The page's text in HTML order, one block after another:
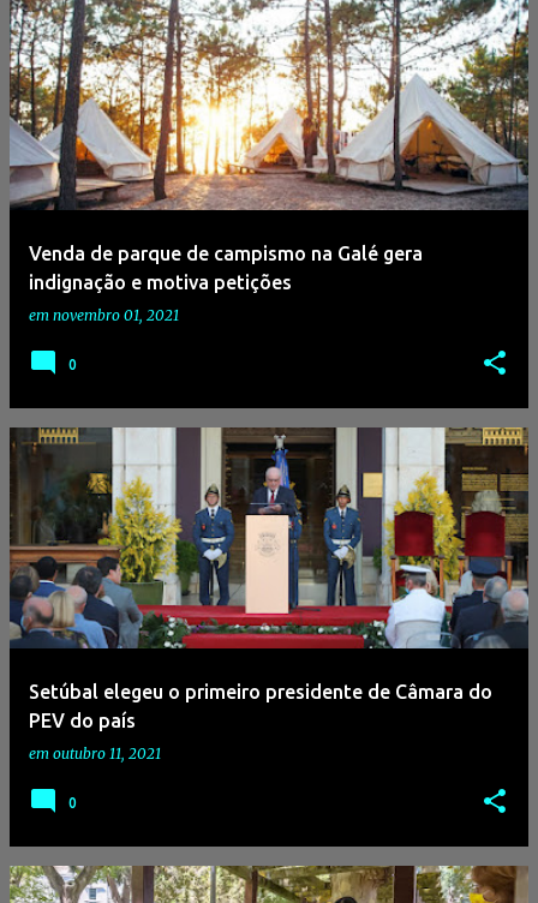
Venda de parque de campismo na Galé gera
indignação e motiva petições
em novembro 01, 2021
0
Setúbal elegeu o primeiro presidente de Câmara do
PEV do país
em outubro 11, 2021
0